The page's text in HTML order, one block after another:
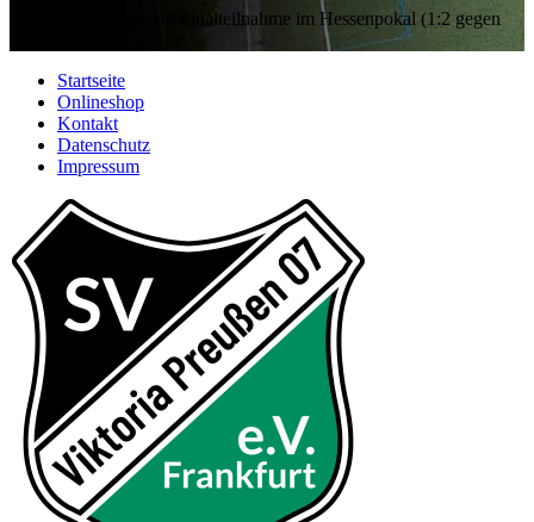
Finalteilnahme im Hessenpokal (1:2 gegen
Startseite
Onlineshop
Kontakt
Datenschutz
Impressum